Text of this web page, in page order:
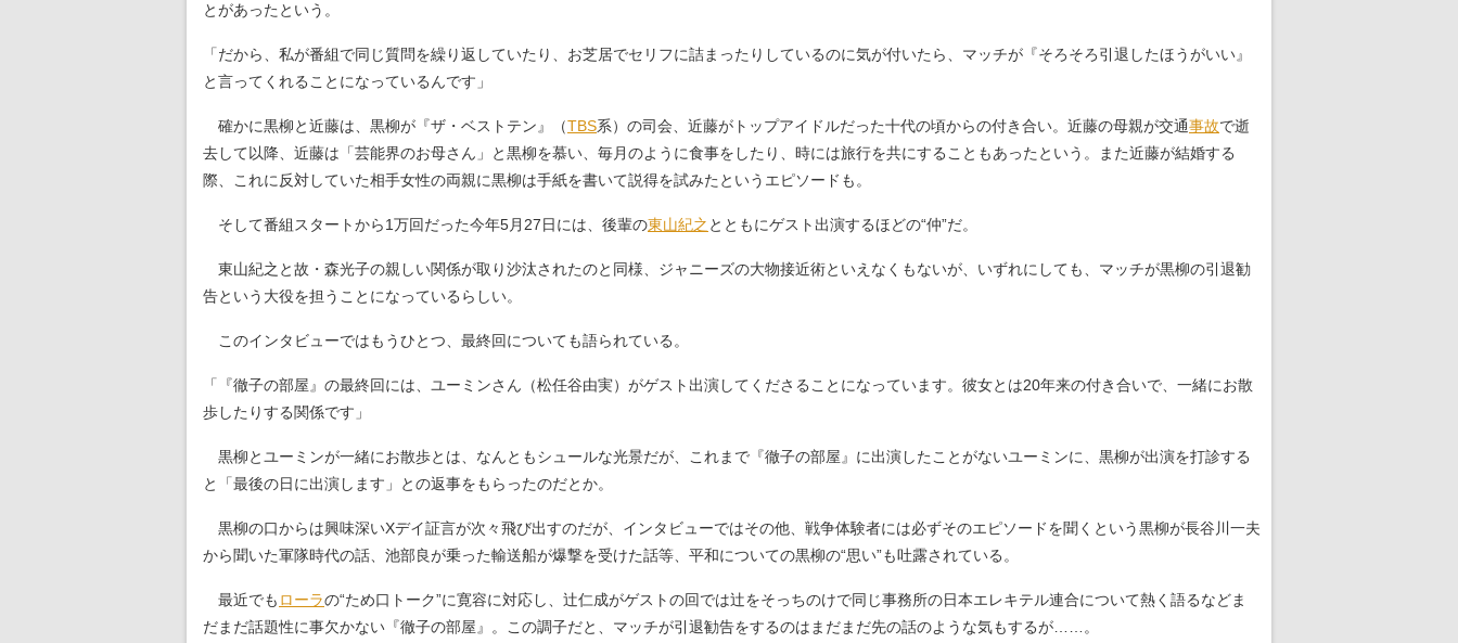
とがあったという。
「だから、私が番組で同じ質問を繰り返していたり、お芝居でセリフに詰まったりしているのに気が付いたら、マッチが『そろそろ引退したほうがいい』
と言ってくれることになっているんです」
確かに黒柳と近藤は、黒柳が『ザ・ベストテン』（TBS系）の司会、近藤がトップアイドルだった十代の頃からの付き合い。近藤の母親が交通事故で逝
去して以降、近藤は「芸能界のお母さん」と黒柳を慕い、毎月のように食事をしたり、時には旅行を共にすることもあったという。また近藤が結婚する
際、これに反対していた相手女性の両親に黒柳は手紙を書いて説得を試みたというエピソードも。
そして番組スタートから1万回だった今年5月27日には、後輩の東山紀之 とともにゲスト出演するほどの“仲”だ。
東山紀之と故・森光子の親しい関係が取り沙汰されたのと同様、ジャニーズの大物接近術といえなくもないが、いずれにしても、マッチが黒柳の引退勧
告という大役を担うことになっているらしい。
このインタビューではもうひとつ、最終回についても語られている。
「『徹子の部屋』の最終回には、ユーミンさん（松任谷由実）がゲスト出演してくださることになっています。彼女とは20年来の付き合いで、一緒にお散
歩したりする関係です」
黒柳とユーミンが一緒にお散歩とは、なんともシュールな光景だが、これまで『徹子の部屋』に出演したことがないユーミンに、黒柳が出演を打診する
と「最後の日に出演します」との返事をもらったのだとか。
黒柳の口からは興味深いXデイ証言が次々飛び出すのだが、インタビューではその他、戦争体験者には必ずそのエピソードを聞くという黒柳が長谷川一夫
から聞いた軍隊時代の話、池部良が乗った輸送船が爆撃を受けた話等、平和についての黒柳の“思い”も吐露されている。
最近でも ローラの“ため口トーク”に寛容に対応し、辻仁成がゲストの回では辻をそっちのけで同じ事務所の日本エレキテル連合について熱く語るなどま
だまだ話題性に事欠かない『徹子の部屋』。この調子だと、マッチが引退勧告をするのはまだまだ先の話のような気もするが……。